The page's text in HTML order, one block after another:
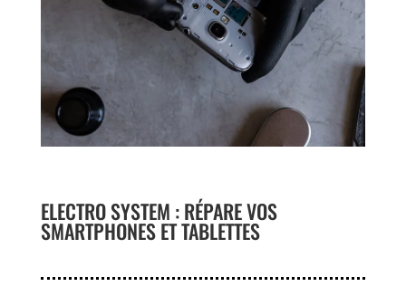
ELECTRO SYSTEM : RÉPARE VOS
SMARTPHONES ET TABLETTES